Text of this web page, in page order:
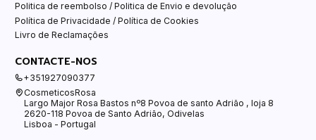
Politica de reembolso / Politica de Envio e devolução
Política de Privacidade / Política de Cookies
Livro de Reclamações
CONTACTE-NOS
+351927090377
CosmeticosRosa
Largo Major Rosa Bastos nº8 Povoa de santo Adrião , loja 8
2620-118 Povoa de Santo Adrião, Odivelas
Lisboa - Portugal